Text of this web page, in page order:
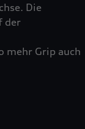
Die
der
mehr Grip auch